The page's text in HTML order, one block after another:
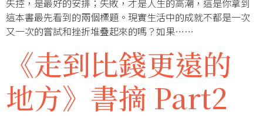
失控，是最好的安排；失敗，才是人生的高潮，這是你拿到
這本書最先看到的兩個標題。現實生活中的成就不都是一次
又一次的嘗試和挫折堆疊起來的嗎？如果……
《走到比錢更遠的
地方》書摘 Part2